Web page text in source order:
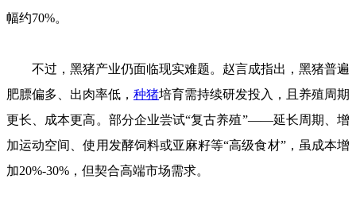
幅约70%。
不过，黑猪产业仍面临现实难题。赵言成指出，黑猪普遍
肥膘偏多、出肉率低， 种猪培育需持续研发投入，且养殖周期
更长、成本更高。部分企业尝试“复古养殖”——延长周期、增
加运动空间、使用发酵饲料或亚麻籽等“高级食材”，虽成本增
加20%-30%，但契合高端市场需求。